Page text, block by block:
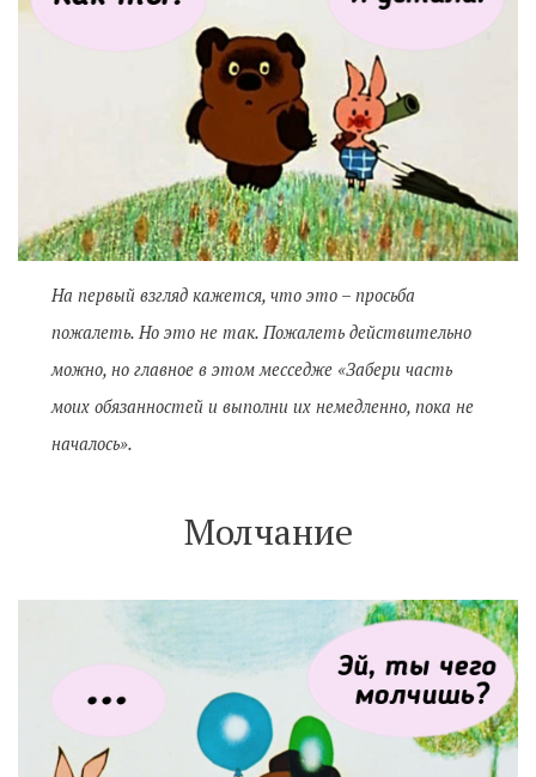
На первый взгляд кажется, что это – просьба
пожалеть. Но это не так. Пожалеть действительно
можно, но главное в этом месседже «Забери часть
моих обязанностей и выполни их немедленно, пока не
началось».
Молчание